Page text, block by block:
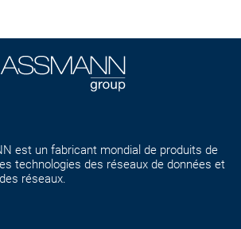
est un fabricant mondial de produits de
technologies des réseaux de données et
réseaux.